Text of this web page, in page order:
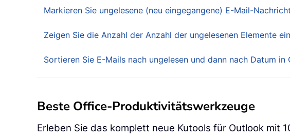
Markieren Sie ungelesene (neu eingegangene) E-Mail-
Zeigen Sie die Anzahl der Anzahl der ungelesenen Elemente
Sortieren Sie E-Mails nach ungelesen und dann nach Datum in
Beste Office-Produktivitätswerkzeuge
Erleben Sie das komplett neue Kutools für Outlook mit